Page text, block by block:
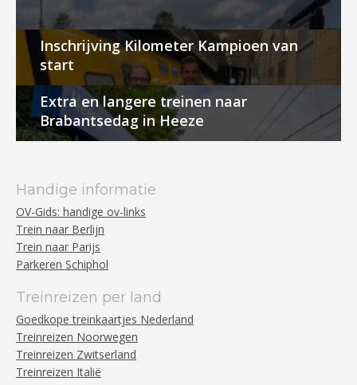
Inschrijving Kilometer Kampioen van
start
Extra en langere treinen naar
Brabantsedag in Heeze
Handige informatie
OV-Gids: handige ov-links
Trein naar Berlijn
Trein naar Parijs
Parkeren Schiphol
Treinreizen per land
Goedkope treinkaartjes Nederland
Treinreizen Noorwegen
Treinreizen Zwitserland
Treinreizen Italië